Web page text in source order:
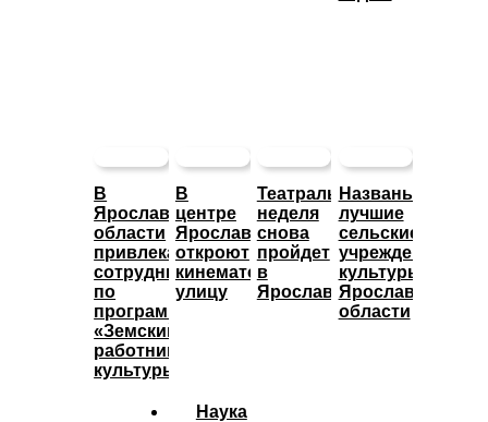
В
Ярославской
области
привлекают
сотрудников
по
программе
«Земский
работник
культуры»
В
центре
Ярославле
откроют
кинематографическую
улицу
Театральная
неделя
снова
пройдет
в
Ярославле
Названы
лучшие
сельские
учреждения
культуры
Ярославской
области
Наука